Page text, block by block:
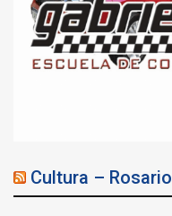
Cultura – Rosario